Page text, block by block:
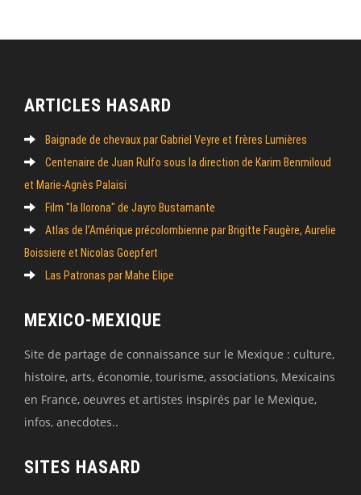
ARTICLES HASARD
Baignade de chevaux par Gabriel Veyre et frères Lumières
Centenaire de Juan Rulfo sous la direction de Karim Benmiloud
et Marie-Agnès Palaisi
Film "la llorona" de Jayro Bustamante
Atlas de l’Amérique précolombienne par Brigitte Faugère, Aurelie
Boissiere et Nicolas Goepfert
Las Patronas par Mahe Elipe
MEXICO-MEXIQUE
Site de partage de connaissance sur le Mexique : culture,
histoire, arts, économie, tourisme, associations, Mexicains
en France, oeuvres et artistes inspirés par le Mexique,
infos, anecdotes..
SITES HASARD